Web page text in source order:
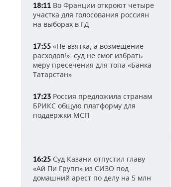
18:11 Во Франции откроют четыре
участка для голосования россиян
на выборах в ГД
17:55 «Не взятка, а возмещение
расходов!»: суд не смог избрать
меру пресечения для топа «Банка
Татарстан»
17:23 Россия предложила странам
БРИКС общую платформу для
поддержки МСП
16:25 Суд Казани отпустил главу
«Ай Пи Групп» из СИЗО под
домашний арест по делу на 5 млн